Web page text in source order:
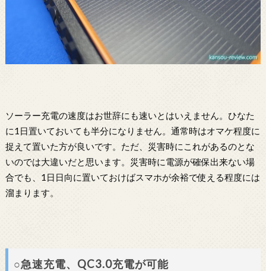
ソーラー充電の速度はお世辞にも速いとはいえません。ひなた
に1日置いておいても半分になりません。通常時はオマケ程度に
捉えて置いた方が良いです。ただ、災害時にこれがあるのとな
いのでは大違いだと思います。災害時に電源が確保出来ない場
合でも、1日日向に置いておけばスマホが余裕で使える程度には
溜まります。
○急速充電、QC3.0充電が可能